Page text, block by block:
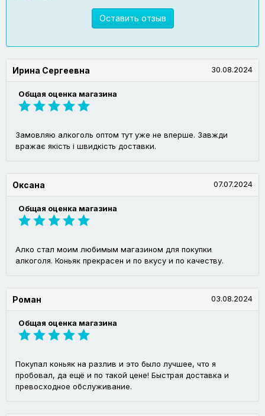
Оставить отзыв
Ирина Сергеевна 30.08.2024
Общая оценка магазина
Замовляю алкоголь оптом тут уже не вперше. Завжди
вражає якість і швидкість доставки.
Оксана 07.07.2024
Общая оценка магазина
Алко стал моим любимым магазином для покупки
алкоголя. Коньяк прекрасен и по вкусу и по качеству.
Роман 03.08.2024
Общая оценка магазина
Покупал коньяк на разлив и это было лучшее, что я
пробовал, да ещё и по такой цене! Быстрая доставка и
превосходное обслуживание.